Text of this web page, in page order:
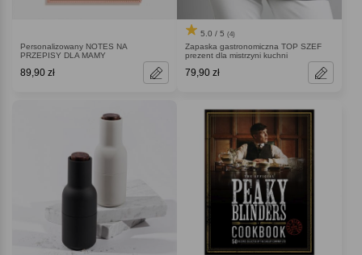
Personalizowany NOTES NA
PRZEPISY DLA MAMY
89,90 zł
5.0 / 5 (4)
Zapaska gastronomiczna TOP SZEF
prezent dla mistrzyni kuchni
79,90 zł